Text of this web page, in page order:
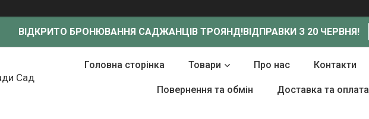
ВІДКРИТО БРОНЮВАННЯ САДЖАНЦІВ ТРОЯНД!ВІДПРАВКИ З 20 ЧЕРВНЯ!
Сад
Головна сторінка Товари Про нас Контакти
Повернення та обмін Доставка та оплата